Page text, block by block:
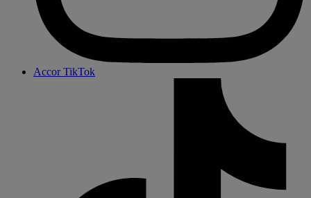
Accor TikTok